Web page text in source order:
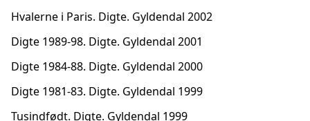
Hvalerne i Paris. Digte. Gyldendal 2002
Digte 1989-98. Digte. Gyldendal 2001
Digte 1984-88. Digte. Gyldendal 2000
Digte 1981-83. Digte. Gyldendal 1999
Tusindfødt. Digte. Gyldendal 1999